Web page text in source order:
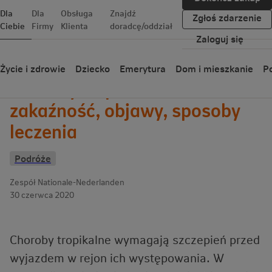
Dla
Ciebie
Dla
Firmy
Obsługa
Klienta
Znajdź
doradcę/oddział
Zgłoś zdarzenie
Zaloguj się
Życie i zdrowie Dziecko Emerytura Dom i mieszkanie
Wróć
zakaźność, objawy, sposoby
leczenia
Podróże
Zespół Nationale-Nederlanden
30 czerwca 2020
Choroby tropikalne wymagają szczepień przed
wyjazdem w rejon ich występowania. W